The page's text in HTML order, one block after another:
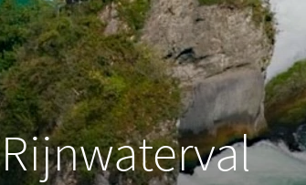
Rijnwaterval